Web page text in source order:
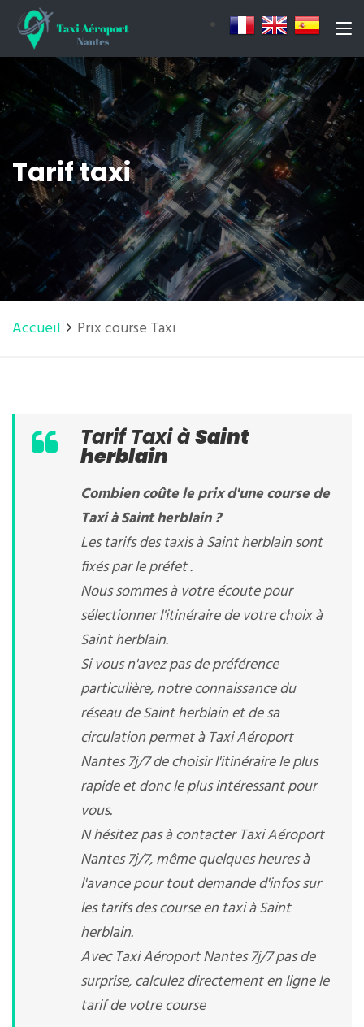
Tarif taxi
Accueil Prix course Taxi
Tarif Taxi àSaint
herblain
Combien coûte le prix d'une course de
Taxi à Saint herblain ?
Les tarifs des taxis à Saint herblain sont
fixés par le préfet .
Nous sommes à votre écoute pour
sélectionner l'itinéraire de votre choix à
Saint herblain.
Si vous n'avez pas de préférence
particulière, notre connaissance du
réseau de Saint herblain et de sa
circulation permet à Taxi Aéroport
Nantes 7j/7 de choisir l'itinéraire le plus
rapide et donc le plus intéressant pour
vous.
N hésitez pas à contacter Taxi Aéroport
Nantes 7j/7, même quelques heures à
l'avance pour tout demande d'infos sur
les tarifs des course en taxi à Saint
herblain.
Avec Taxi Aéroport Nantes 7j/7 pas de
surprise, calculez directement en ligne le
tarif de votre course